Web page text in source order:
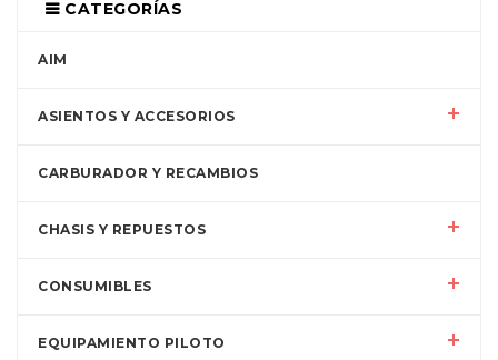
CATEGORÍAS
AIM
ASIENTOS Y ACCESORIOS
CARBURADOR Y RECAMBIOS
CHASIS Y REPUESTOS
CONSUMIBLES
EQUIPAMIENTO PILOTO